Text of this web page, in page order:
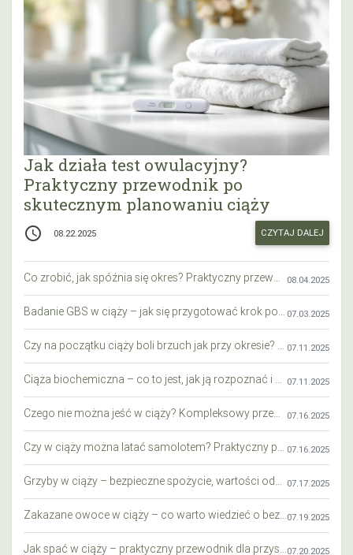
Jak działa test owulacyjny?
Praktyczny przewodnik po
skutecznym planowaniu ciąży
access_time 08.22.2025 CZYTAJ DALEJ
Co zrobić, jak spóźnia się okres? Praktyczny przewodnik krok po kroku 08.04.2025
Badanie GBS w ciąży – jak się przygotować krok po kroku? 07.03.2025
Czy na początku ciąży boli brzuch jak przy okresie? Wyjaśniamy objawy i różnice 07.11.2025
Ciąża biochemiczna – co to jest, jak ją rozpoznać i co warto wiedzieć? 07.11.2025
Czego nie można jeść w ciąży? Kompleksowy przewodnik dla przyszłych mam 07.16.2025
Czy w ciąży można latać samolotem? Praktyczny przewodnik dla przyszłych mam 07.16.2025
Grzyby w ciąży – bezpieczne spożycie, wartości odżywcze i zagrożenia 07.17.2025
Zakazane owoce w ciąży – co warto wiedzieć o bezpieczeństwie diety przyszłej mamy?07.19.2025
Jak spać w ciąży – praktyczny przewodnik dla przyszłych mam07.20.2025